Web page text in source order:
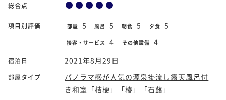
総合点
項目別評価 部屋 5 風呂 5 朝食 5 夕食 5
接客・サービス 4 その他設備 4
宿泊日 2021年8月29日
部屋タイプ
パノラマ感が人気の源泉掛流し露天風呂付
き和室「桔梗」「椿」「石蕗」